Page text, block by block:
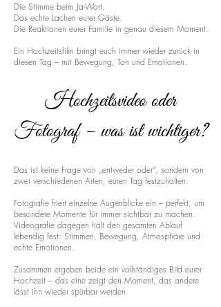
Die Stimme beim Ja-Wort.
Das echte Lachen eurer Gäste.
Die Reaktionen eurer Familie in genau diesem Moment.
Ein Hochzeitsfilm bringt euch immer wieder zurück in
diesen Tag – mit Bewegung, Ton und Emotionen.
Hochzeitsvideo oder
Fotograf – was ist wichtiger?
Das ist keine Frage von „entweder oder“, sondern von
zwei verschiedenen Arten, euren Tag festzuhalten.
Fotografie friert einzelne Augenblicke ein – perfekt, um
besondere Momente für immer sichtbar zu machen.
Videografie dagegen hält den gesamten Ablauf
lebendig fest: Stimmen, Bewegung, Atmosphäre und
echte Emotionen.
Zusammen ergeben beide ein vollständiges Bild eurer
Hochzeit – das eine zeigt den Moment, das andere
lässt ihn wieder spürbar werden.